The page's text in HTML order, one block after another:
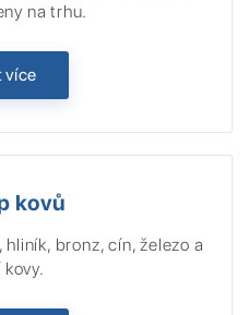
na trhu.
více
kovů
bronz, cín, železo a